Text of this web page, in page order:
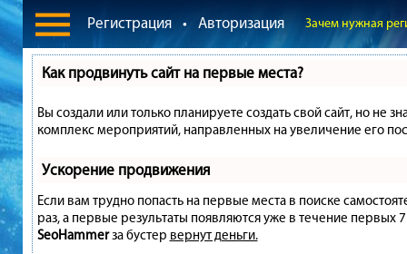
Регистрация • Авторизация Зачем нужная
Как продвинуть сайт на первые места?
Вы создали или только планируете создать свой сайт, но не
комплекс мероприятий, направленных на увеличение его
Ускорение продвижения
Если вам трудно попасть на первые места в поиске
раз, а первые результаты появляются уже в течение первых
SeoHammerза бустер вернут деньги.